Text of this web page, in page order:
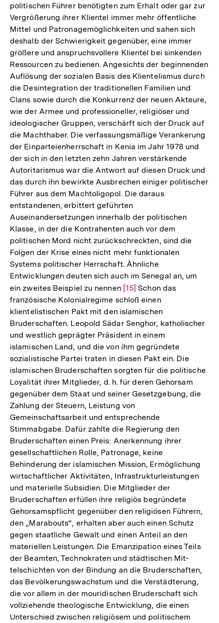
Auflösung
der
Fußnote
politischen Führer benötigten zum Erhalt oder gar zur
Vergrößerung ihrer Klientel immer mehr öffentliche
Mittel und Patronagemöglichkeiten und sahen sich
deshalb der Schwierigkeit gegenüber, eine immer
größere und anspruchsvollere Klientel bei sinkenden
Ressourcen zu bedienen. Angesichts der beginnenden
Auflösung der sozialen Basis des Klientelismus durch
die Desintegration der traditionellen Familien und
Clans sowie durch die Konkurrenz der neuen Akteure,
wie der Armee und professioneller, religiöser und
ideologischer Gruppen, verschärft sich der Druck auf
die Machthaber. Die verfassungsmäßige Verankerung
der Einparteienherrschaft in Kenia im Jahr 1978 und
der sich in den letzten zehn Jahren verstärkende
Autoritarismus war die Antwort auf diesen Druck und
das durch ihn bewirkte Ausbrechen einiger politischer
Führer aus dem Machtoligopol. Die daraus
entstandenen, erbittert geführten
Auseinandersetzungen innerhalb der politischen
Klasse, in der die Kontrahenten auch vor dem
politischen Mord nicht zurückschreckten, sind die
Folgen der Krise eines nicht mehr funktionalen
Systems politischer Herrschaft. Ähnliche
Entwicklungen deuten sich auch im Senegal an, um
ein zweites Beispiel zu nennen Zur
Auflösung
der
Fußnote
[15] Schon das
französische Kolonialregime schloß einen
klientelistischen Pakt mit den islamischen
Bruderschaften. Leopold Sädar Senghor, katholischer
und westlich geprägter Präsident in einem
islamischen Land, und die von ihm gegründete
sozialistische Partei traten in diesen Pakt ein. Die
islamischen Bruderschaften sorgten für die politische
Loyalität ihrer Mitglieder, d. h. für deren Gehorsam
gegenüber dem Staat und seiner Gesetzgebung, die
Zahlung der Steuern, Leistung von
Gemeinschaftsarbeit und entsprechende
Stimmabgabe. Dafür zahlte die Regierung den
Bruderschaften einen Preis: Anerkennung ihrer
gesellschaftlichen Rolle, Patronage, keine
Behinderung der islamischen Mission, Ermöglichung
wirtschaftlicher Aktivitäten, Infrastrukturleistungen
und materielle Subsidien. Die Mitglieder der
Bruderschaften erfüllen ihre religiös begründete
Gehorsamspflicht gegenüber den religiösen Führern,
den „Marabouts“, erhalten aber auch einen Schutz
gegen staatliche Gewalt und einen Anteil an den
materiellen Leistungen. Die Emanzipation eines Teils
der Beamten, Technokraten und städtischen Mit­
telschichten von der Bindung an die Bruderschaften,
das Bevölkerungswachstum und die Verstädterung,
die vor allem in der mouridischen Bruderschaft sich
vollziehende theologische Entwicklung, die einen
Unterschied zwischen religiösem und politischem